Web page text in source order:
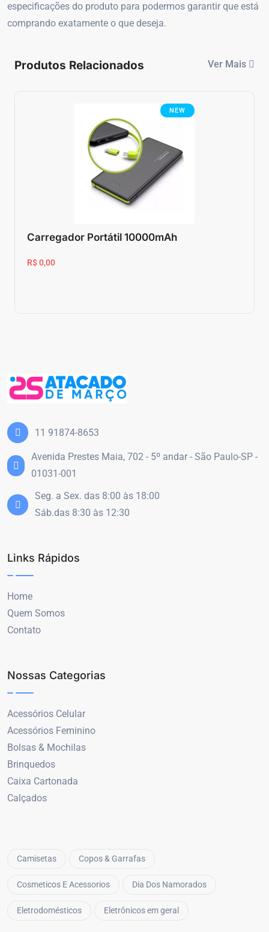
especificações do produto para podermos garantir que está
comprando exatamente o que deseja.
Produtos Relacionados Ver Mais
NEW
Carregador Portátil 10000mAh
R$ 0,00
11 91874-8653
Avenida Prestes Maia, 702 - 5º andar - São Paulo-SP -
01031-001
Seg. a Sex. das 8:00 às 18:00
Sáb.das 8:30 às 12:30
Links Rápidos
Home
Quem Somos
Contato
Nossas Categorias
Acessórios Celular
Acessórios Feminino
Bolsas & Mochilas
Brinquedos
Caixa Cartonada
Calçados
Camisetas Copos & Garrafas
Cosmeticos E Acessorios Dia Dos Namorados
Eletrodomésticos Eletrônicos em geral